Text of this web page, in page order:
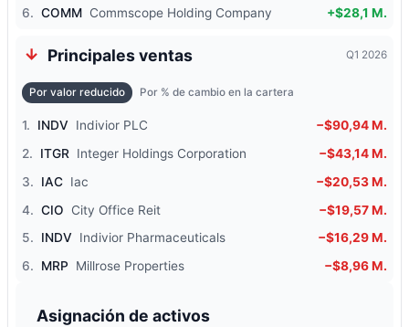
6. COMM Commscope Holding Company +$28,1 M.
Principales ventas Q1 2026
Por valor reducido Por % de cambio en la cartera
1. INDV Indivior PLC
−$90,94 M.
2.
ITGR Integer Holdings Corporation
−$43,14 M.
3.
IAC Iac
−$20,53 M.
4. CIO City Office Reit
−$19,57 M.
5.
INDV Indivior Pharmaceuticals
−$16,29 M.
6.
MRP Millrose Properties −$8,96 M.
Asignación de activos